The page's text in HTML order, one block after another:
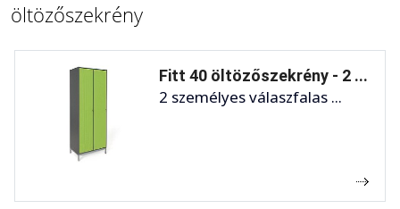
öltözőszekrény
Fitt 40 öltözőszekrény - 2 ...
2 személyes válaszfalas ...